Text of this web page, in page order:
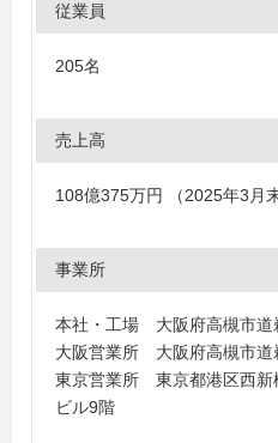
従業員
205名
売上高
108億375万円 （2025年3月末
事業所
本社・工場 大阪府高槻市道
大阪営業所 大阪府高槻市道
東京営業所 東京都港区西新
ビル9階